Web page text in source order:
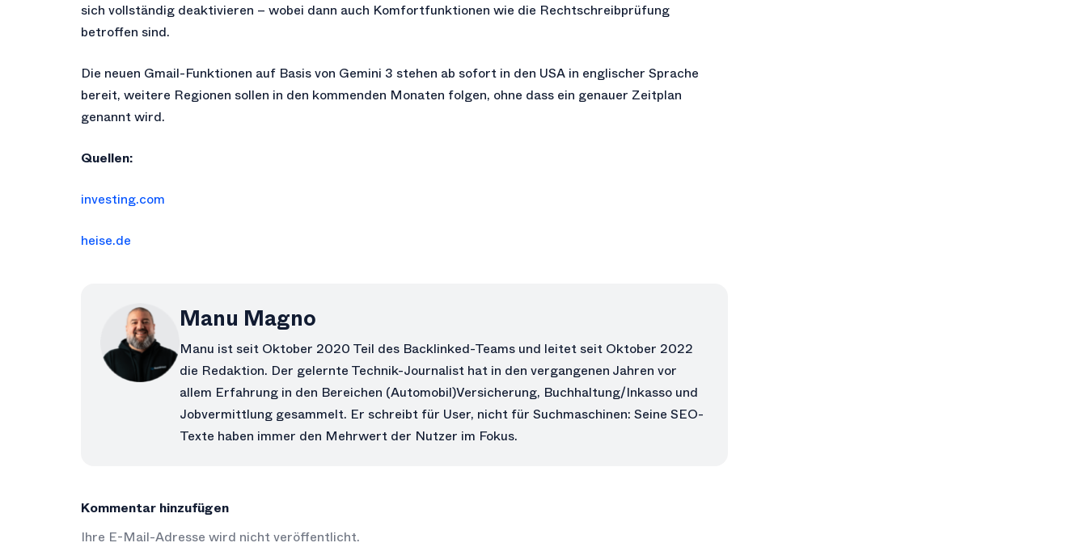
sich vollständig deaktivieren – wobei dann auch Komfortfunktionen wie die Rechtschreibprüfung
betroffen sind.
Die neuen Gmail-Funktionen auf Basis von Gemini 3 stehen ab sofort in den USA in englischer Sprache
bereit, weitere Regionen sollen in den kommenden Monaten folgen, ohne dass ein genauer Zeitplan
genannt wird.
Quellen:
investing.com
heise.de
Manu Magno
Manu ist seit Oktober 2020 Teil des Backlinked-Teams und leitet seit Oktober 2022
die Redaktion. Der gelernte Technik-Journalist hat in den vergangenen Jahren vor
allem Erfahrung in den Bereichen (Automobil)Versicherung, Buchhaltung/Inkasso und
Jobvermittlung gesammelt. Er schreibt für User, nicht für Suchmaschinen: Seine SEO-
Texte haben immer den Mehrwert der Nutzer im Fokus.
Kommentar hinzufügen
Ihre E-Mail-Adresse wird nicht veröffentlicht.